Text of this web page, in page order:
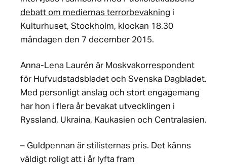
debatt om mediernas terrorbevakning i
Kulturhuset, Stockholm, klockan 18.30
måndagen den 7 december 2015.
Anna-Lena Laurén är Moskvakorrespondent
för Hufvudstadsbladet och Svenska Dagbladet.
Med personligt anslag och stort engagemang
har hon i flera år bevakat utvecklingen i
Ryssland, Ukraina, Kaukasien och Centralasien.
– Guldpennan är stilisternas pris. Det känns
väldigt roligt att i år lyfta fram